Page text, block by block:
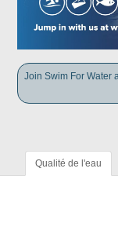
Join Swim For Water
Qualité de l'eau